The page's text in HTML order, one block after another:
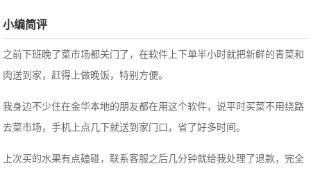
小编简评
之前下班晚了菜市场都关门了，在软件上下单半小时就把新鲜的青菜和
肉送到家，赶得上做晚饭，特别方便。
我身边不少住在金华本地的朋友都在用这个软件，说平时买菜不用绕路
去菜市场，手机上点几下就送到家门口，省了好多时间。
上次买的水果有点磕碰，联系客服之后几分钟就给我处理了退款，完全